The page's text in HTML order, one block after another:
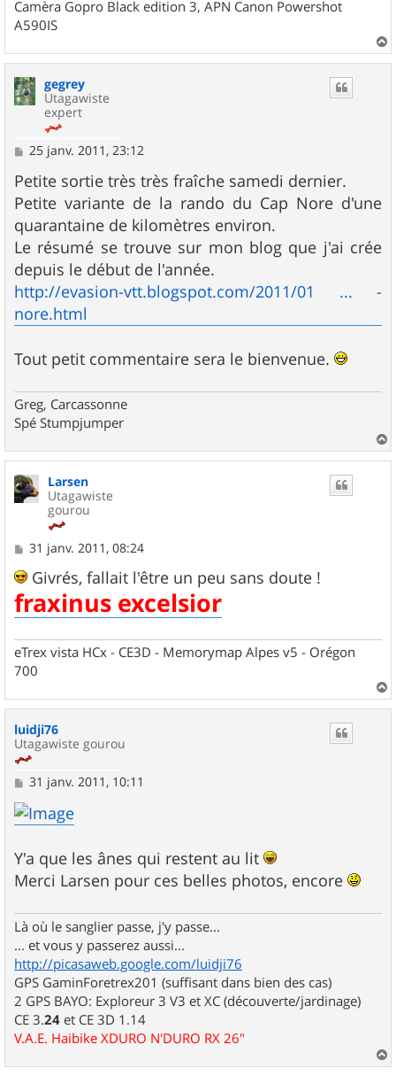
Camèra Gopro Black edition 3, APN Canon Powershot
A590IS
a
gegrey
Utagawiste
expert
M
s
s
a
g
e
25 janv. 2011, 23:12
Petite sortie très très fraîche samedi dernier.
Petite variante de la rando du Cap Nore d'une
quarantaine de kilomètres environ.
Le résumé se trouve sur mon blog que j'ai crée
depuis le début de l'année.
http://evasion-vtt.blogspot.com/2011/01 ... -
nore.html
Tout petit commentaire sera le bienvenue.
Greg, Carcassonne
Spé Stumpjumper
a
Larsen
Utagawiste
gourou
M
s
a
g
31 janv. 2011, 08:24
Givrés, fallait l'être un peu sans doute !
fraxinus excelsior
eTrex vista HCx - CE3D - Memorymap Alpes v5 - Orégon
700
a
luidji76
Utagawiste gourou
M
s
s
g
e
31 janv. 2011, 10:11
Y'a que les ânes qui restent au lit
Merci Larsen pour ces belles photos, encore
Là où le sanglier passe, j'y passe...
... et vous y passerez aussi...
http://picasaweb.google.com/luidji76
GPS GaminForetrex201 (suffisant dans bien des cas)
2 GPS BAYO: Exploreur 3 V3 et XC (découverte/jardinage)
CE 3.24 et CE 3D 1.14
V.A.E. Haibike XDURO N'DURO RX 26"
a